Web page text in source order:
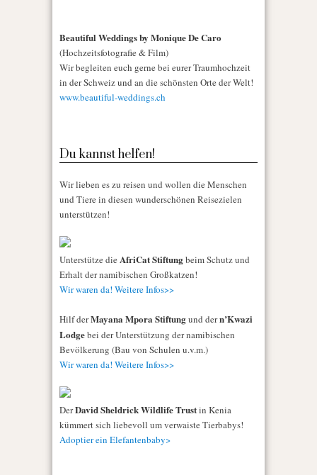
Beautiful Weddings by Monique De Caro
(Hochzeitsfotografie & Film)
Wir begleiten euch gerne bei eurer Traumhochzeit
in der Schweiz und an die schönsten Orte der Welt!
www.beautiful-weddings.ch
Du kannst helfen!
Wir lieben es zu reisen und wollen die Menschen
und Tiere in diesen wunderschönen Reisezielen
unterstützen!
Unterstütze die AfriCat Stiftungbeim Schutz und
Erhalt der namibischen Großkatzen!
Wir waren da! Weitere Infos>>
Hilf derMayana Mpora Stiftungund dern’Kwazi
Lodgebei der Unterstützung der namibischen
Bevölkerung (Bau von Schulen u.v.m.)
Wir waren da! Weitere Infos>>
DerDavid Sheldrick Wildlife Trustin Kenia
kümmert sich liebevoll um verwaiste Tierbabys!
Adoptier ein Elefantenbaby>